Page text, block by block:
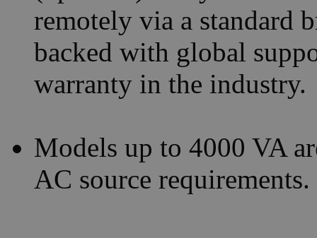
remotely via a standard
backed with global
warranty in the industry.
Models up to 4000 VA
AC source requirements.